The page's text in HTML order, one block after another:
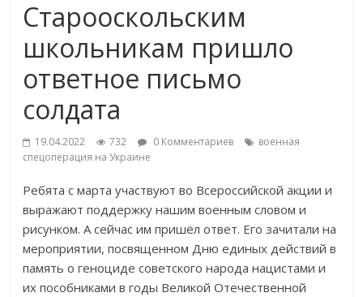
Старооскольским
школьникам пришло
ответное письмо
солдата
19.04.2022 732 0 Комментариев
военная
спецоперация на Украине
Ребята с марта участвуют во Всероссийской акции и
выражают поддержку нашим военным словом и
рисунком. А сейчас им пришёл ответ. Его зачитали на
мероприятии, посвященном Дню единых действий в
память о геноциде советского народа нацистами и
их пособниками в годы Великой Отечественной